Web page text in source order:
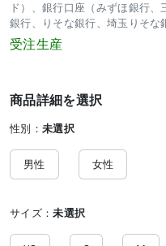
ド）、銀行口座（みずほ銀行、
銀行、りそな銀行、埼玉りそな
受注生産
商品詳細を選択
性別： 未選択
男性 女性
サイズ：未選択